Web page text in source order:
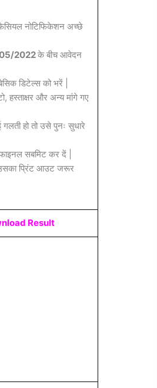
नोटिफिकेशन अच्छे
2022के बीच आवेदन
डिटेल्स को भरें |
और अन्य मांगे गए
हो तो उसे पुनः सुधारे
सबमिट कर दें |
प्रिंट आउट जरूर
Result